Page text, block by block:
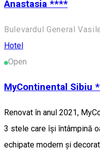
Anastasia ****
Hotel
Open
MyContinental Sibiu
Renovat în anul 2021,
3 stele care își întâmpină
echipate modern și